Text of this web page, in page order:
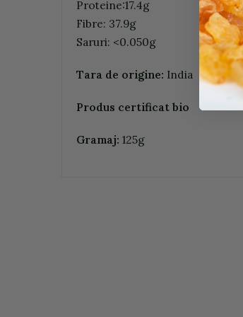
Proteine:17.4g
Fibre: 37.9g
Saruri: <0.050g
Tara de origine: India
Produs certificat bio
Gramaj: 125g